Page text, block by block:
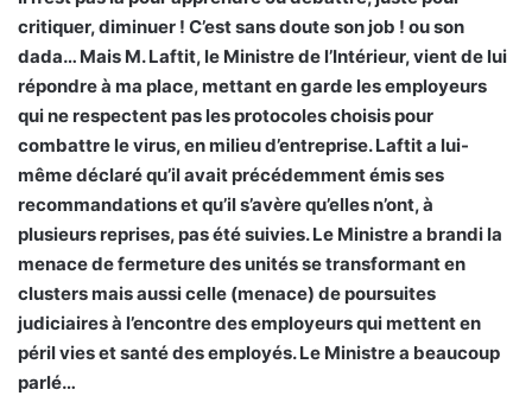
critiquer, diminuer ! C’est sans doute son job ! ou son
dada… Mais M. Laftit, le Ministre de l’Intérieur, vient de lui
répondre à ma place, mettant en garde les employeurs
qui ne respectent pas les protocoles choisis pour
combattre le virus, en milieu d’entreprise. Laftit a lui-
même déclaré qu’il avait précédemment émis ses
recommandations et qu’il s’avère qu’elles n’ont, à
plusieurs reprises, pas été suivies. Le Ministre a brandi la
menace de fermeture des unités se transformant en
clusters mais aussi celle (menace) de poursuites
judiciaires à l’encontre des employeurs qui mettent en
péril vies et santé des employés. Le Ministre a beaucoup
parlé…